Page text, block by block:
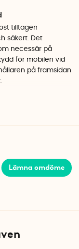
tilltagen
säkert. Det
necessär på
för mobilen vid
på framsidan
i segelsäckar
Lämna omdöme